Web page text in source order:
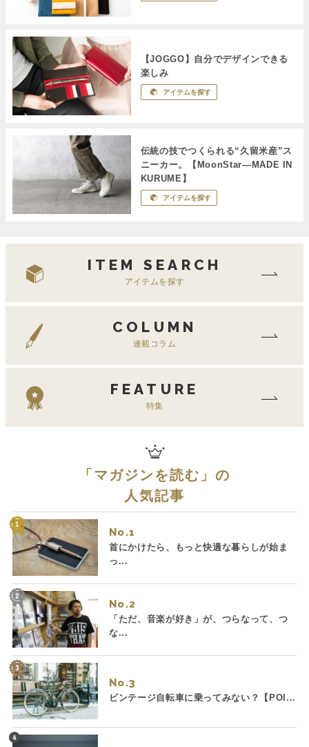
【JOGGO】自分でデザインできる
楽しみ
アイテムを探す
伝統の技でつくられる“久留米産”ス
ニーカー。【MoonStar―MADE IN
KURUME】
アイテムを探す
ITEM SEARCH
アイテムを探す
COLUMN
連載コラム
FEATURE
特集
「マガジンを読む 」の
人気記事
No.
首にかけたら、もっと快適な暮らしが始ま
っ...
No.
「ただ、音楽が好き」が、つらなって、つ
な...
No.
ビンテージ自転車に乗ってみない？【POI...